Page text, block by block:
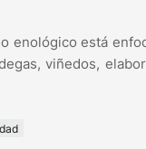
enológico está
viñedos,